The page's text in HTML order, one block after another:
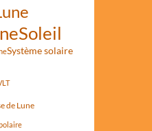
Soleil
Système solaire
de Lune